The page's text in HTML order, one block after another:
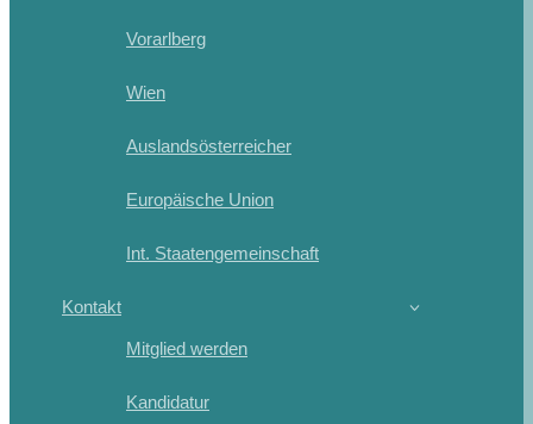
Vorarlberg
Wien
Auslandsösterreicher
Europäische Union
Int. Staatengemeinschaft
Kontakt
Mitglied werden
Kandidatur